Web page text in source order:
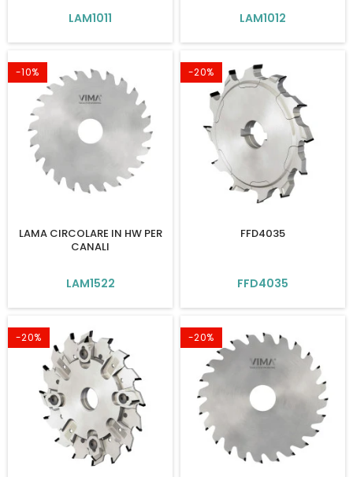
LAM1011 LAM1012
-10%
LAMA CIRCOLARE IN HW PER
CANALI
LAM1522
-20%
FFD4035
FFD4035
-20% -20%